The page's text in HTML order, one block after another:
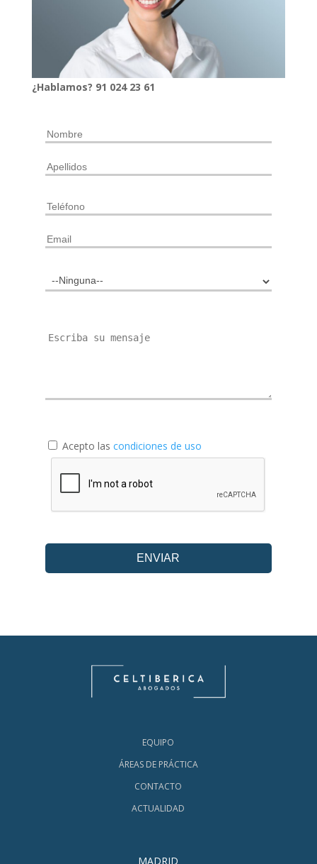
¿Hablamos? 91 024 23 61
Acepto las condiciones de uso
EQUIPO
ÁREAS DE PRÁCTICA
CONTACTO
ACTUALIDAD
MADRID